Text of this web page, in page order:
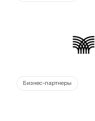
Бизнес-партнеры